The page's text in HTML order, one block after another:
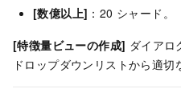
[数億以上] ：20 シャード。
[特徴量ビューの作成] ダイアロ
ドロップダウンリストから適切